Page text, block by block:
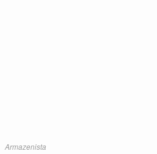
Armazenista